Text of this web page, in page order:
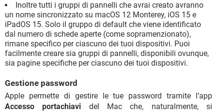
Inoltre tutti i gruppi di pannelli che avrai creato avranno
un nome sincronizzato su macOS 12 Monterey, iOS 15 e
iPadOS 15. Solo il gruppo di default che viene identificato
dal numero di schede aperte (come sopramenzionato),
rimane specifico per ciascuno dei tuoi dispositivi. Puoi
facilmente creare sia gruppi di pannelli, disponibili ovunque,
sia pagine specifiche per ciascuno dei tuoi dispositivi.
Gestione password
Apple permette di gestire le tue password tramite l’app
Accesso portachiavi del Mac che, naturalmente, si